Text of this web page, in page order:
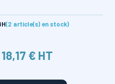
(2 article(s) en stock)
18,17 € HT